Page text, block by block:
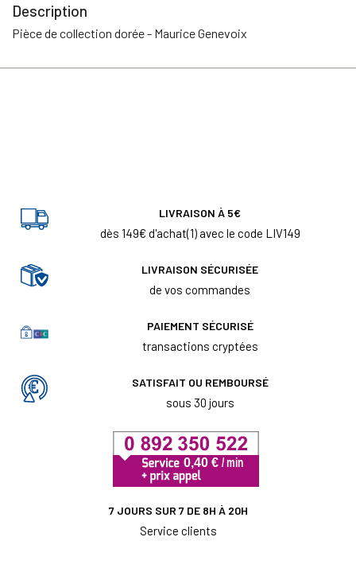
Description
Pièce de collection dorée - Maurice Genevoix
LIVRAISON À 5€
dès 149€ d'achat(1) avec le code LIV149
LIVRAISON SÉCURISÉE
de vos commandes
PAIEMENT SÉCURISÉ
transactions cryptées
SATISFAIT OU REMBOURSÉ
sous 30 jours
7 JOURS SUR 7 DE 8H À 20H
Service clients